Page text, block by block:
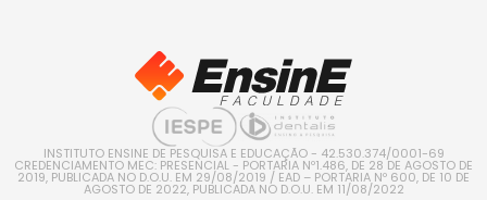
INSTITUTO ENSINE DE PESQUISA E EDUCAÇÃO - 42.530.374/0001-69
CREDENCIAMENTO MEC: PRESENCIAL - PORTARIA Nº1.486, DE 28 DE AGOSTO DE
2019, PUBLICADA NO D.O.U. EM 29/08/2019 / EAD – PORTARIA Nº 600, DE 10 DE
AGOSTO DE 2022, PUBLICADA NO D.O.U. EM 11/08/2022